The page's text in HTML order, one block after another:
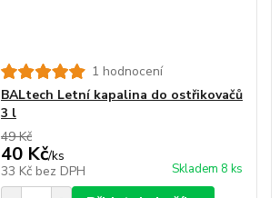
1 hodnocení
BALtech Letní kapalina do ostřikovačů
3 l
49 Kč
40 Kč/ks
33 Kč bez DPH Skladem 8 ks